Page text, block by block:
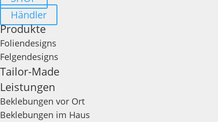
Händler
Produkte
Foliendesigns
Felgendesigns
Tailor-Made
Leistungen
Beklebungen vor Ort
Beklebungen im Haus